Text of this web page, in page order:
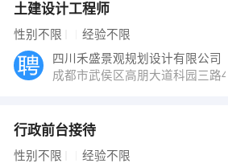
土建设计工程师
性别不限 经验不限
四川禾盛景观规划设计有限公司
成都市武侯区高朋大道科园三路
行政前台接待
性别不限 经验不限